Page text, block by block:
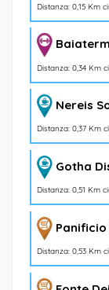
Distanza: 0,15 Km
Distanza: 0,34 Km
Nereis
Distanza: 0,37 Km
Gotha
Distanza: 0,51 Km
Panificio
Distanza: 0,53 Km